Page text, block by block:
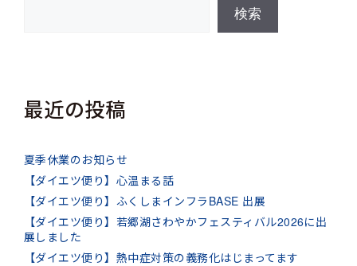
検索
最近の投稿
夏季休業のお知らせ
【ダイエツ便り】心温まる話
【ダイエツ便り】ふくしまインフラBASE 出展
【ダイエツ便り】若郷湖さわやかフェスティバル2026に出
展しました
【ダイエツ便り】熱中症対策の義務化はじまってます